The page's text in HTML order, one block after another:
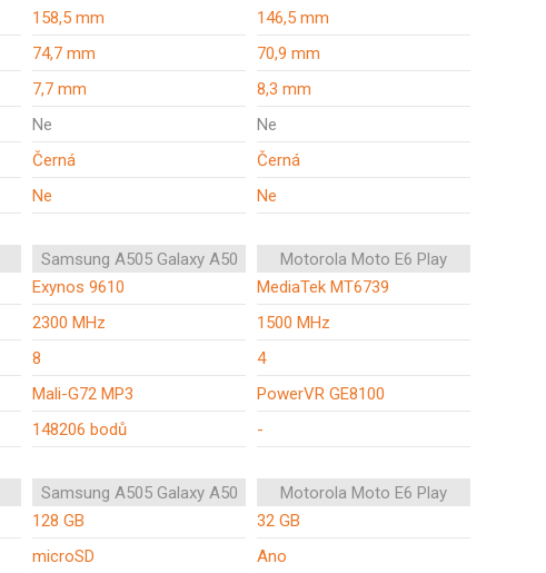
158,5 mm
146,5 mm
74,7 mm
70,9 mm
7,7 mm
8,3 mm
Ne
Ne
Černá
Černá
Ne Ne
Samsung A505 Galaxy A50
Motorola Moto E6 Play
Exynos 9610
MediaTek MT6739
2300 MHz
1500 MHz
8
4
Mali-G72 MP3
PowerVR GE8100
148206 bodů -
Samsung A505 Galaxy A50
Motorola Moto E6 Play
128 GB
32 GB
microSD
Ano